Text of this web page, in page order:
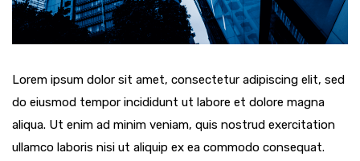
Lorem ipsum dolor sit amet, consectetur adipiscing elit, sed
do eiusmod tempor incididunt ut labore et dolore magna
aliqua. Ut enim ad minim veniam, quis nostrud exercitation
ullamco laboris nisi ut aliquip ex ea commodo consequat.